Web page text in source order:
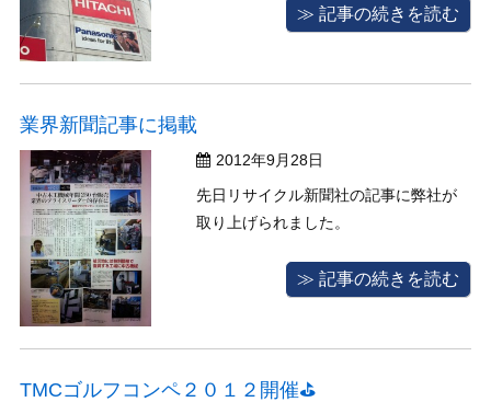
いで一からやろうと決意を決めて頑張
言葉をいただきましてそれが支えにな
り今ま ...
≫ 記事の続きを読む
業界新聞記事に掲載
2012年9月28日
先日リサイクル新聞社の記事に弊社が
取り上げられました。
≫ 記事の続きを読む
TMCゴルフコンペ２０１２開催⛳